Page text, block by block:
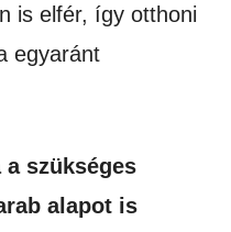
is elfér, így otthoni
egyaránt
szükséges
alapot is